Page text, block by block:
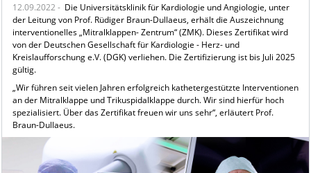
ÜBER UNS
INTERNATIONAL
INTRANET
12.09.2022 - Die Universitätsklinik für Kardiologie und Angiologie, unter
der Leitung von Prof. Rüdiger Braun-Dullaeus, erhält die Auszeichnung
interventionelles „Mitralklappen- Zentrum“ (ZMK). Dieses Zertifikat wird
von der Deutschen Gesellschaft für Kardiologie - Herz- und
Kreislaufforschung e.V. (DGK) verliehen. Die Zertifizierung ist bis Juli 2025
gültig.
„Wir führen seit vielen Jahren erfolgreich kathetergestützte Interventionen
an der Mitralklappe und Trikuspidalklappe durch. Wir sind hierfür hoch
spezialisiert. Über das Zertifikat freuen wir uns sehr“, erläutert Prof.
Braun-Dullaeus.